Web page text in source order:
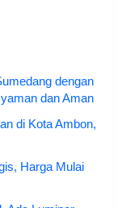
dengan
dan Aman
di Kota Ambon,
Harga Mulai